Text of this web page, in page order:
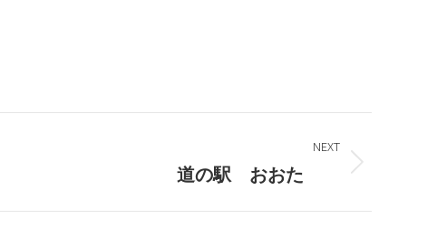
NEXT
道の駅 おおた